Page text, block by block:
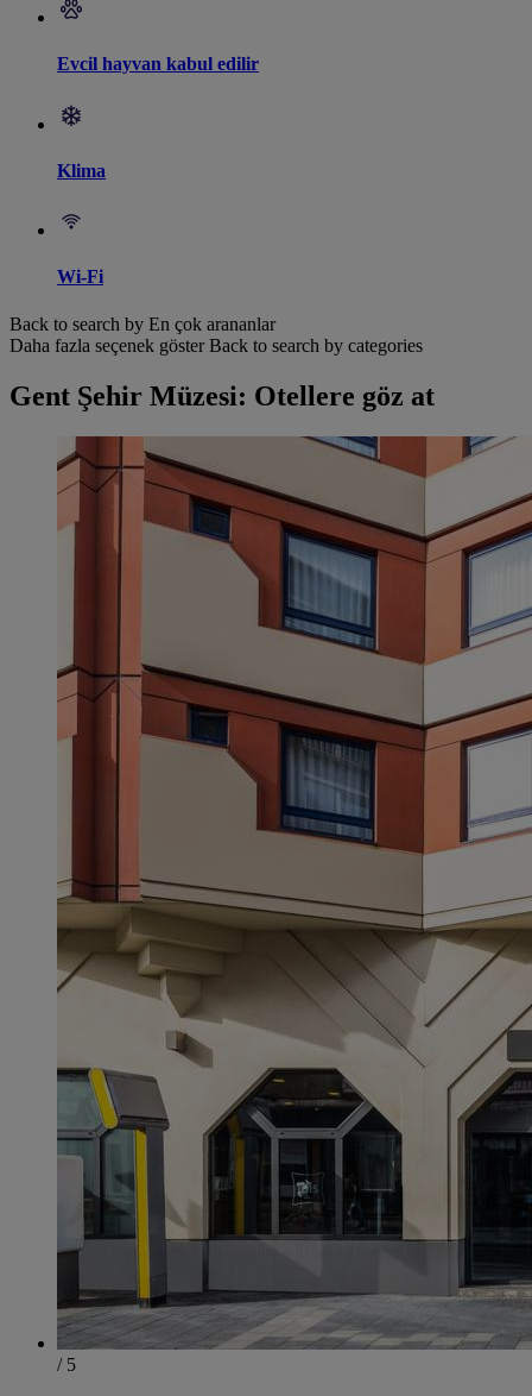
Evcil hayvan kabul edilir
Klima
Wi-Fi
Back to search by En çok arananlar
Daha fazla seçenek göster Back to search by categories
Gent Şehir Müzesi: Otellere göz at
/ 5